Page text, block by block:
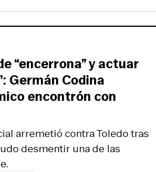
arremetió contra Toledo tras
desmentir una de las
“encerrona” y actuar
Germán Codina
encontrón con